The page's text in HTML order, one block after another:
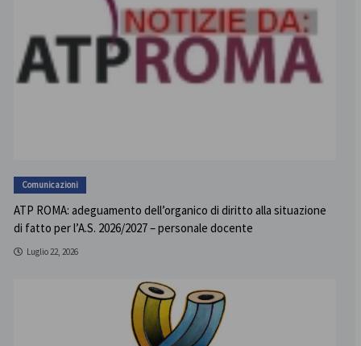
Comunicazioni
ATP ROMA: adeguamento dell’organico di diritto alla situazione
di fatto per l’A.S. 2026/2027 – personale docente
Luglio 22, 2026